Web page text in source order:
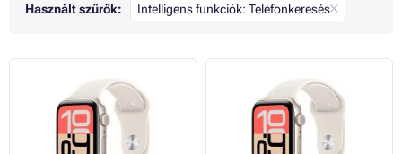
Használt szűrők: Intelligens funkciók: Telefonkeresés